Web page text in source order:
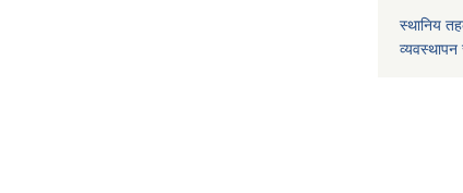
स्थानिय
व्यवस्थापन